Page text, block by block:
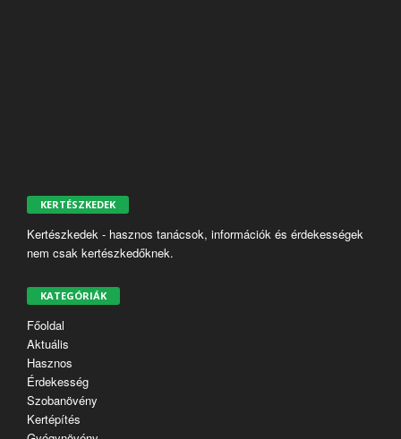
KERTÉSZKEDEK
Kertészkedek - hasznos tanácsok, információk és érdekességek
nem csak kertészkedőknek.
KATEGÓRIÁK
Főoldal
Aktuális
Hasznos
Érdekesség
Szobanövény
Kertépítés